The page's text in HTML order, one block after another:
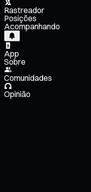
Rastreador
Posições
Acompanhando
App
Sobre
Comunidades
Opinião